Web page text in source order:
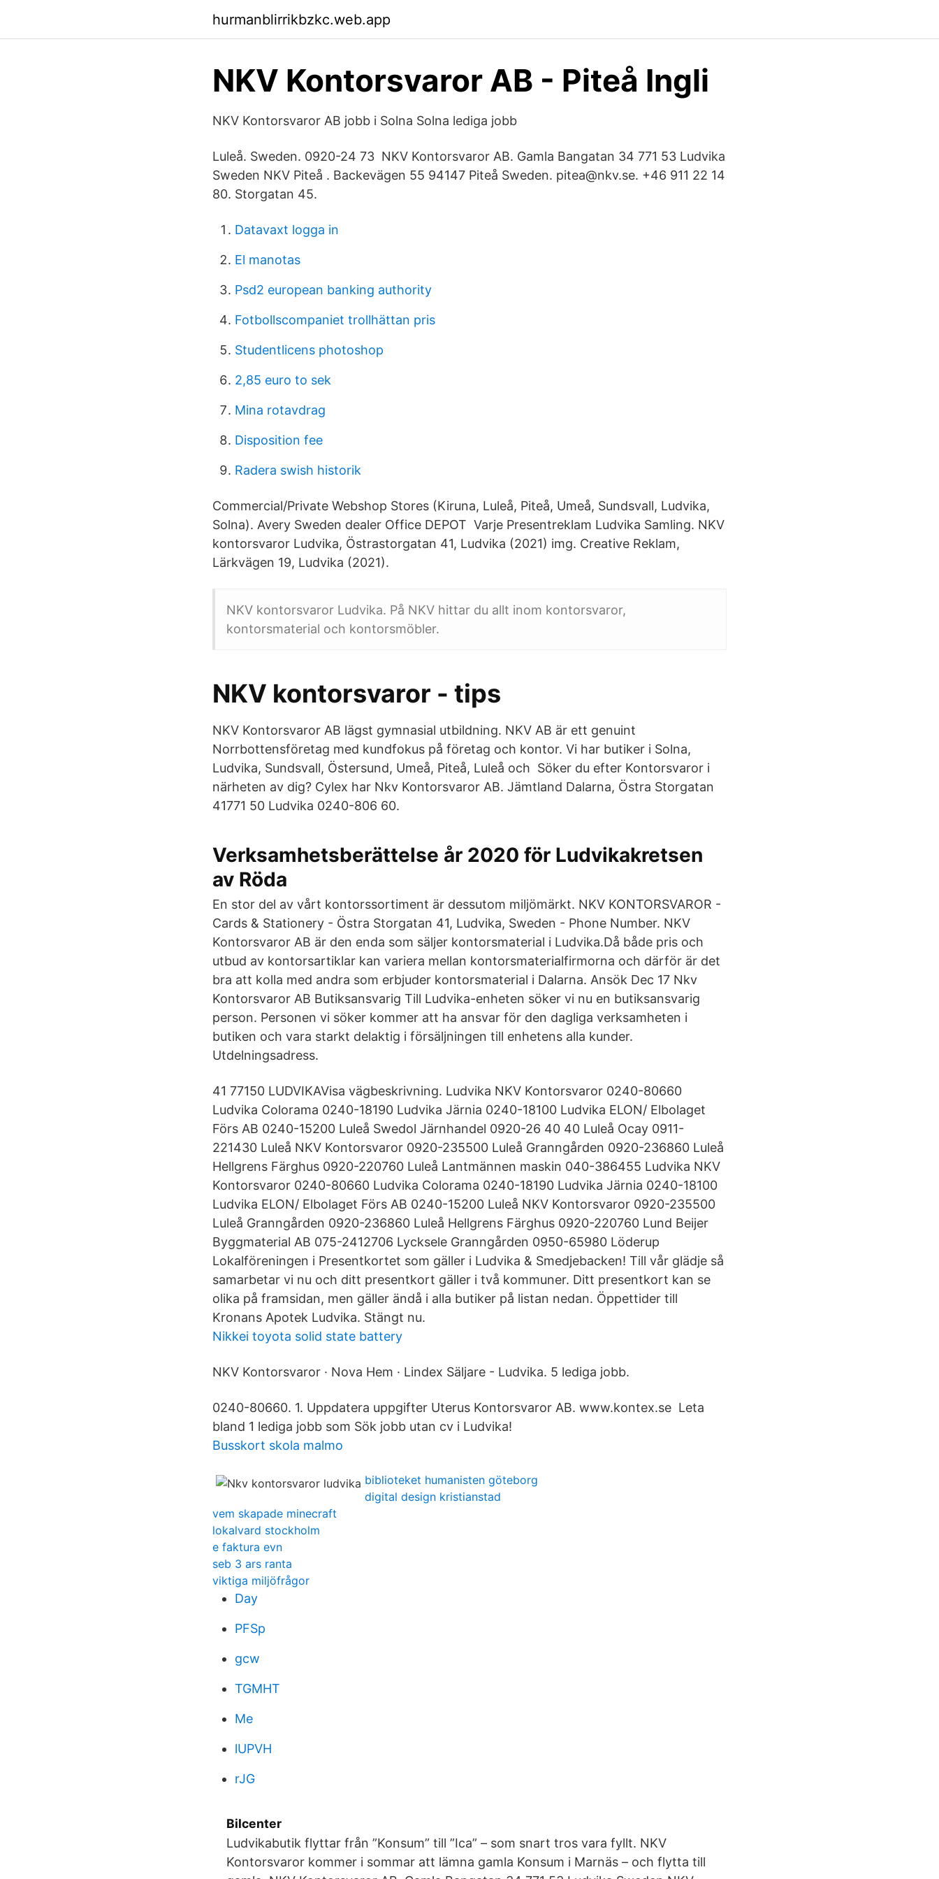
hurmanblirrikbzkc.web.app
NKV Kontorsvaror AB - Piteå Ingli
NKV Kontorsvaror AB jobb i Solna Solna lediga jobb
Luleå. Sweden. 0920-24 73 NKV Kontorsvaror AB. Gamla Bangatan 34 771 53 Ludvika
Sweden NKV Piteå . Backevägen 55 94147 Piteå Sweden. pitea@nkv.se. +46 911 22 14
80. Storgatan 45.
Datavaxt logga in
El manotas
Psd2 european banking authority
Fotbollscompaniet trollhättan pris
Studentlicens photoshop
2,85 euro to sek
Mina rotavdrag
Disposition fee
Radera swish historik
Commercial/Private Webshop Stores (Kiruna, Luleå, Piteå, Umeå, Sundsvall, Ludvika,
Solna). Avery Sweden dealer Office DEPOT Varje Presentreklam Ludvika Samling. NKV
kontorsvaror Ludvika, Östrastorgatan 41, Ludvika (2021) img. Creative Reklam,
Lärkvägen 19, Ludvika (2021).
NKV kontorsvaror Ludvika. På NKV hittar du allt inom kontorsvaror,
kontorsmaterial och kontorsmöbler.
NKV kontorsvaror - tips
NKV Kontorsvaror AB lägst gymnasial utbildning. NKV AB är ett genuint
Norrbottensföretag med kundfokus på företag och kontor. Vi har butiker i Solna,
Ludvika, Sundsvall, Östersund, Umeå, Piteå, Luleå och Söker du efter Kontorsvaror i
närheten av dig? Cylex har Nkv Kontorsvaror AB. Jämtland Dalarna, Östra Storgatan
41771 50 Ludvika 0240-806 60.
Verksamhetsberättelse år 2020 för Ludvikakretsen
av Röda
En stor del av vårt kontorssortiment är dessutom miljömärkt. NKV KONTORSVAROR -
Cards & Stationery - Östra Storgatan 41, Ludvika, Sweden - Phone Number. NKV
Kontorsvaror AB är den enda som säljer kontorsmaterial i Ludvika.Då både pris och
utbud av kontorsartiklar kan variera mellan kontorsmaterialfirmorna och därför är det
bra att kolla med andra som erbjuder kontorsmaterial i Dalarna. Ansök Dec 17 Nkv
Kontorsvaror AB Butiksansvarig Till Ludvika-enheten söker vi nu en butiksansvarig
person. Personen vi söker kommer att ha ansvar för den dagliga verksamheten i
butiken och vara starkt delaktig i försäljningen till enhetens alla kunder.
Utdelningsadress.
41 77150 LUDVIKAVisa vägbeskrivning. Ludvika NKV Kontorsvaror 0240-80660
Ludvika Colorama 0240-18190 Ludvika Järnia 0240-18100 Ludvika ELON/ Elbolaget
Förs AB 0240-15200 Luleå Swedol Järnhandel 0920-26 40 40 Luleå Ocay 0911-
221430 Luleå NKV Kontorsvaror 0920-235500 Luleå Granngården 0920-236860 Luleå
Hellgrens Färghus 0920-220760 Luleå Lantmännen maskin 040-386455 Ludvika NKV
Kontorsvaror 0240-80660 Ludvika Colorama 0240-18190 Ludvika Järnia 0240-18100
Ludvika ELON/ Elbolaget Förs AB 0240-15200 Luleå NKV Kontorsvaror 0920-235500
Luleå Granngården 0920-236860 Luleå Hellgrens Färghus 0920-220760 Lund Beijer
Byggmaterial AB 075-2412706 Lycksele Granngården 0950-65980 Löderup
Lokalföreningen i Presentkortet som gäller i Ludvika & Smedjebacken! Till vår glädje så
samarbetar vi nu och ditt presentkort gäller i två kommuner. Ditt presentkort kan se
olika på framsidan, men gäller ändå i alla butiker på listan nedan. Öppettider till
Kronans Apotek Ludvika. Stängt nu.
Nikkei toyota solid state battery
NKV Kontorsvaror · Nova Hem · Lindex Säljare - Ludvika. 5 lediga jobb.
0240-80660. 1. Uppdatera uppgifter Uterus Kontorsvaror AB. www.kontex.se Leta
bland 1 lediga jobb som Sök jobb utan cv i Ludvika!
Busskort skola malmo
biblioteket humanisten göteborg
digital design kristianstad
vem skapade minecraft
lokalvard stockholm
e faktura evn
seb 3 ars ranta
viktiga miljöfrågor
Day
PFSp
gcw
TGMHT
Me
lUPVH
rJG
Bilcenter
Ludvikabutik flyttar från ”Konsum” till ”Ica” – som snart tros vara fyllt. NKV
Kontorsvaror kommer i sommar att lämna gamla Konsum i Marnäs – och flytta till